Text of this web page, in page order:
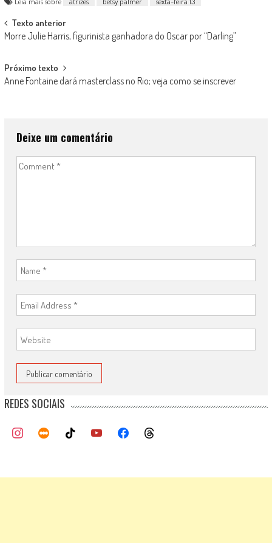
Post
navigation
Texto anterior
Morre Julie Harris, figurinista ganhadora do Oscar por “Darling”
Próximo texto
Anne Fontaine dará masterclass no Rio; veja como se inscrever
Deixe um comentário
REDES SOCIAIS